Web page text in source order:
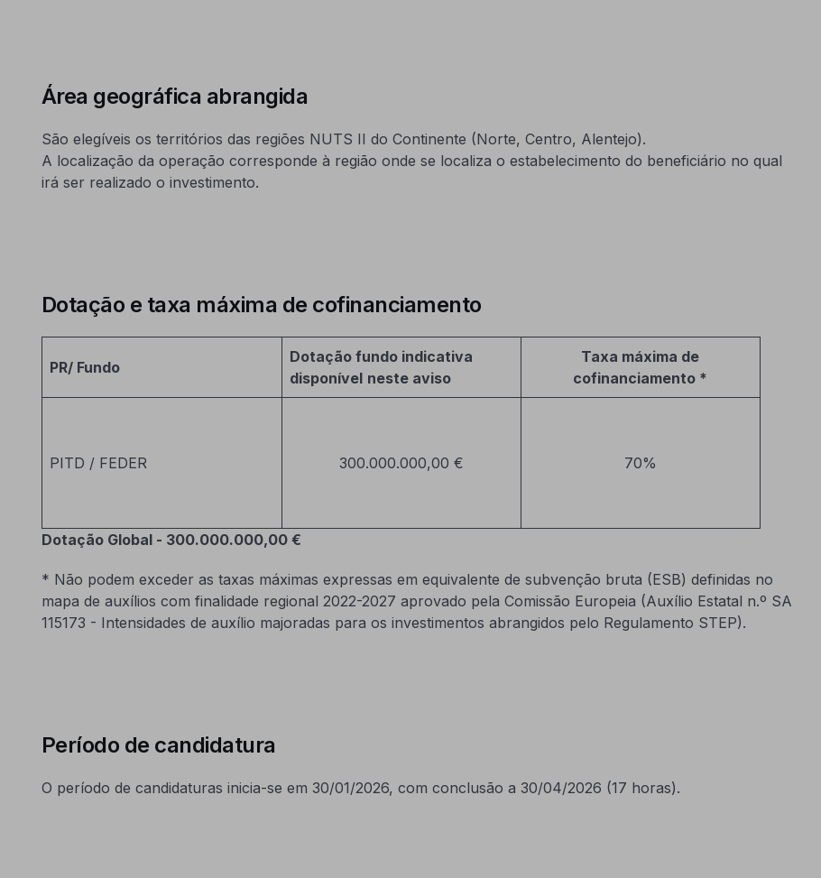
Área geográfica abrangida
São elegíveis os territórios das regiões NUTS II do Continente (Norte, Centro, Alentejo).
A localização da operação corresponde à região onde se localiza o estabelecimento do beneficiário no qual
irá ser realizado o investimento.
Dotação e taxa máxima de cofinanciamento
PR/ Fundo
Dotação fundo indicativa
disponível neste aviso
Taxa máxima de
cofinanciamento *
PITD / FEDER 300.000.000,00 € 70%
Dotação Global - 300.000.000,00 €
* Não podem exceder as taxas máximas expressas em equivalente de subvenção bruta (ESB) definidas no
mapa de auxílios com finalidade regional 2022-2027 aprovado pela Comissão Europeia (Auxílio Estatal n.º SA
115173 - Intensidades de auxílio majoradas para os investimentos abrangidos pelo Regulamento STEP).
Período de candidatura
O período de candidaturas inicia-se em 30/01/2026, com conclusão a 30/04/2026 (17 horas).